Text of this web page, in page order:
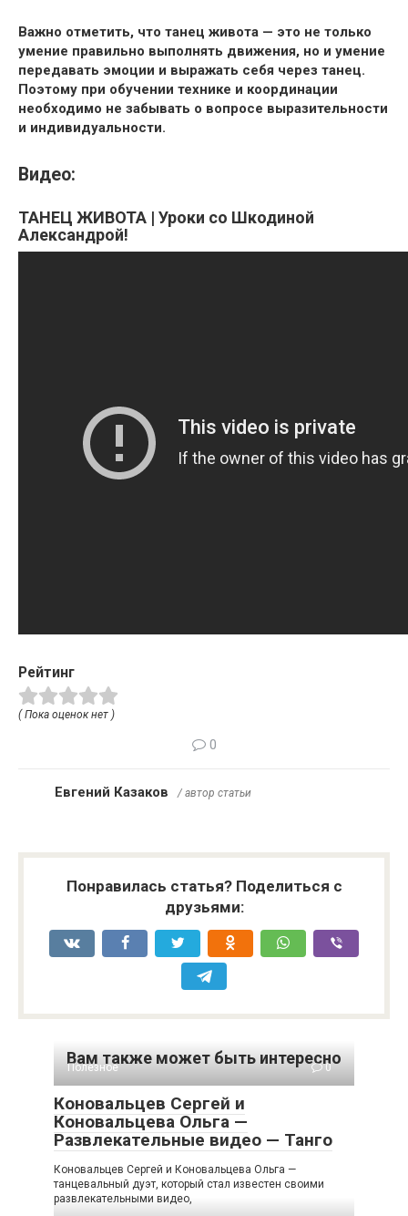
Важно отметить, что танец живота — это не только
умение правильно выполнять движения, но и умение
передавать эмоции и выражать себя через танец.
Поэтому при обучении технике и координации
необходимо не забывать о вопросе выразительности
и индивидуальности.
Видео:
ТАНЕЦ ЖИВОТА | Уроки со Шкодиной
Александрой!
Рейтинг
( Пока оценок нет )
0
Евгений Казаков / автор статьи
Понравилась статья? Поделиться с
друзьями:
Вам также может быть интересно
Полезное 0
Коновальцев Сергей и
Коновальцева Ольга —
Развлекательные видео — Танго
Коновальцев Сергей и Коновальцева Ольга —
танцевальный дуэт, который стал известен своими
развлекательными видео,